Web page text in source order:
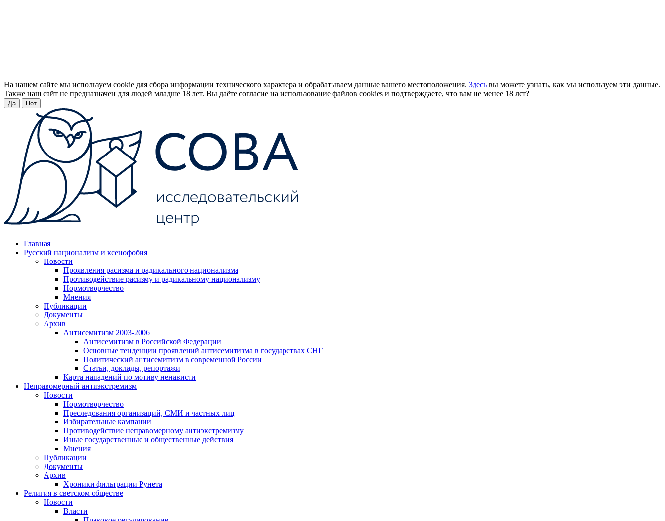
На нашем сайте мы используем cookie для сбора информации технического характера и обрабатываем данные вашего местоположения. Здесь вы можете узнать, как мы используем эти данные.
Также наш сайт не предназначен для людей младше 18 лет. Вы даёте согласие на использование файлов cookies и подтверждаете, что вам не менее 18 лет?
Да Нет
Главная
Русский национализм и ксенофобия
Новости
Проявления расизма и радикального национализма
Противодействие расизму и радикальному национализму
Нормотворчество
Мнения
Публикации
Документы
Архив
Антисемитизм 2003-2006
Антисемитизм в Российской Федерации
Основные тенденции проявлений антисемитизма в государствах СНГ
Политический антисемитизм в современной России
Статьи, доклады, репортажи
Карта нападений по мотиву ненависти
Неправомерный антиэкстремизм
Новости
Нормотворчество
Преследования организаций, СМИ и частных лиц
Избирательные кампании
Противодействие неправомерному антиэкстремизму
Иные государственные и общественные действия
Мнения
Публикации
Документы
Архив
Хроники фильтрации Рунета
Религия в светском обществе
Новости
Власти